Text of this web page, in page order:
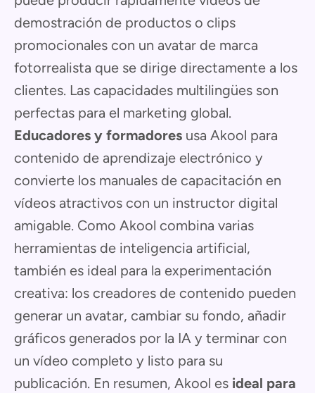
demostración de productos o clips
promocionales con un avatar de marca
fotorrealista que se dirige directamente a los
clientes. Las capacidades multilingües son
perfectas para el marketing global.
Educadores y formadores usa Akool para
contenido de aprendizaje electrónico y
convierte los manuales de capacitación en
vídeos atractivos con un instructor digital
amigable. Como Akool combina varias
herramientas de inteligencia artificial,
también es ideal para la experimentación
creativa: los creadores de contenido pueden
generar un avatar, cambiar su fondo, añadir
gráficos generados por la IA y terminar con
un vídeo completo y listo para su
publicación. En resumen, Akool es ideal para